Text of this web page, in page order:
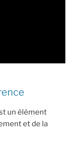
un élément
et de la